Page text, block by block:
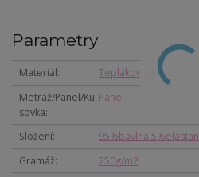
Parametry
Materiál
Teplákovina
Metráž/Panel/Ku
sovka
Panel
Složení
95%bavlna 5%elastan
Gramáž
250g/m2